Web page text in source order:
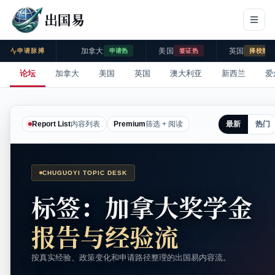
出国易
申请脉搏 加拿大 申请热 美国 签证热 英国 择校热
论坛 加拿大 美国 英国 澳大利亚 新西兰 爱
Report List内容列表 Premium筛选 + 阅读 最新 热门
CHUGUOYI TOPIC DESK
标签：加拿大奖学金
报告与经验流
按真实经验、政策变化和申请路径整理的出国易内容流。